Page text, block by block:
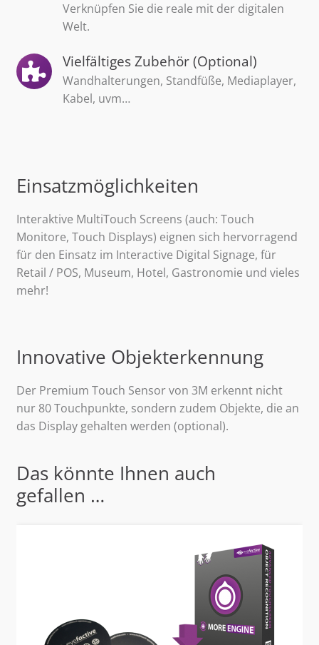
Verknüpfen Sie die reale mit der digitalen
Welt.
Vielfältiges Zubehör (Optional)
Wandhalterungen, Standfüße, Mediaplayer,
Kabel, uvm…
Einsatzmöglichkeiten
Interaktive MultiTouch Screens (auch: Touch
Monitore, Touch Displays) eignen sich hervorragend
für den Einsatz im Interactive Digital Signage, für
Retail / POS, Museum, Hotel, Gastronomie und vieles
mehr!
Innovative Objekterkennung
Der Premium Touch Sensor von 3M erkennt nicht
nur 80 Touchpunkte, sondern zudem Objekte, die an
das Display gehalten werden (optional).
Das könnte Ihnen auch
gefallen …